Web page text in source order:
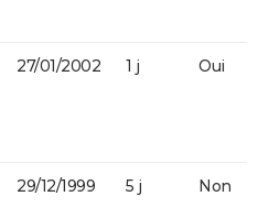
27/01/2002 1 j Oui
29/12/1999 5 j Non